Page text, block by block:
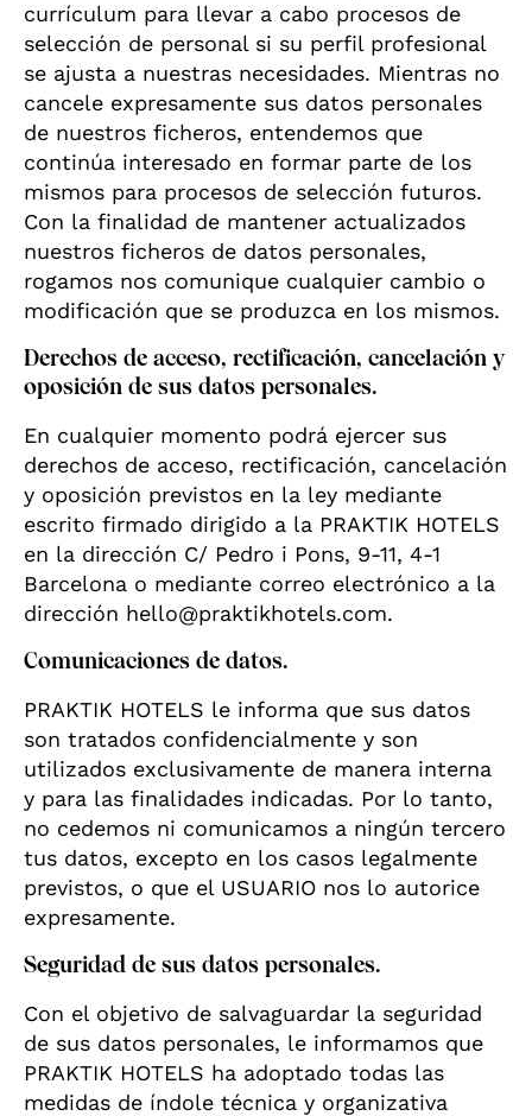
currículum para llevar a cabo procesos de
selección de personal si su perfil profesional
se ajusta a nuestras necesidades. Mientras no
cancele expresamente sus datos personales
de nuestros ficheros, entendemos que
continúa interesado en formar parte de los
mismos para procesos de selección futuros.
Con la finalidad de mantener actualizados
nuestros ficheros de datos personales,
rogamos nos comunique cualquier cambio o
modificación que se produzca en los mismos.
Derechos de acceso, rectificación, cancelación y
oposición de sus datos personales.
En cualquier momento podrá ejercer sus
derechos de acceso, rectificación, cancelación
y oposición previstos en la ley mediante
escrito firmado dirigido a la PRAKTIK HOTELS
en la dirección C/ Pedro i Pons, 9-11, 4-1
Barcelona o mediante correo electrónico a la
dirección hello@praktikhotels.com.
Comunicaciones de datos.
PRAKTIK HOTELS le informa que sus datos
son tratados confidencialmente y son
utilizados exclusivamente de manera interna
y para las finalidades indicadas. Por lo tanto,
no cedemos ni comunicamos a ningún tercero
tus datos, excepto en los casos legalmente
previstos, o que el USUARIO nos lo autorice
expresamente.
Seguridad de sus datos personales.
Con el objetivo de salvaguardar la seguridad
de sus datos personales, le informamos que
PRAKTIK HOTELS ha adoptado todas las
medidas de índole técnica y organizativa